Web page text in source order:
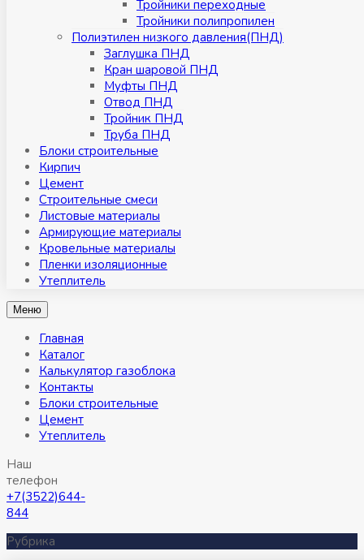
Тройники переходные
Тройники полипропилен
Полиэтилен низкого давления(ПНД)
Заглушка ПНД
Кран шаровой ПНД
Муфты ПНД
Отвод ПНД
Тройник ПНД
Труба ПНД
Блоки строительные
Кирпич
Цемент
Строительные смеси
Листовые материалы
Армирующие материалы
Кровельные материалы
Пленки изоляционные
Утеплитель
Меню
Главная
Каталог
Калькулятор газоблока
Контакты
Блоки строительные
Цемент
Утеплитель
Наш
телефон
+7(3522)644-
844
Рубрика